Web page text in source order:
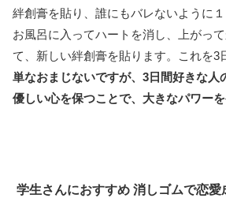
絆創膏を貼り、誰にもバレないように１
お風呂に入ってハートを消し、上がっ
て、新しい絆創膏を貼ります。これを3
単なおまじないですが、3日間好きな人
優しい心を保つことで、大きなパワーを
学生さんにおすすめ 消しゴムで恋愛